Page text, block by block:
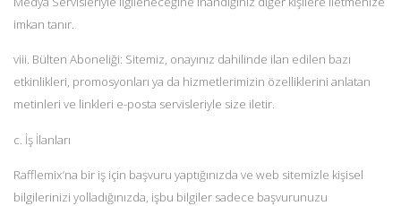
imkan tanır.
viii. Bülten Aboneliği: Sitemiz, onayınız dahilinde ilan edilen bazı
etkinlikleri, promosyonları ya da hizmetlerimizin özelliklerini anlatan
metinleri ve linkleri e-posta servisleriyle size iletir.
c. İş İlanları
Rafflemix’na bir iş için başvuru yaptığınızda ve web sitemizle kişisel
bilgilerinizi yolladığınızda, işbu bilgiler sadece başvurunuzu